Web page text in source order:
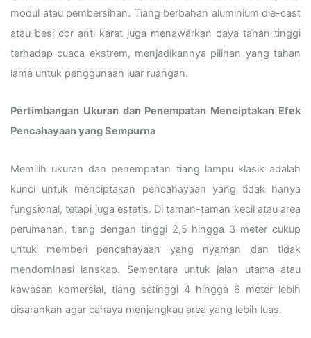
modul atau pembersihan. Tiang berbahan aluminium die-cast
atau besi cor anti karat juga menawarkan daya tahan tinggi
terhadap cuaca ekstrem, menjadikannya pilihan yang tahan
lama untuk penggunaan luar ruangan.
Pertimbangan Ukuran dan Penempatan Menciptakan Efek
Pencahayaan yang Sempurna
Memilih ukuran dan penempatan tiang lampu klasik adalah
kunci untuk menciptakan pencahayaan yang tidak hanya
fungsional, tetapi juga estetis. Di taman-taman kecil atau area
perumahan, tiang dengan tinggi 2,5 hingga 3 meter cukup
untuk memberi pencahayaan yang nyaman dan tidak
mendominasi lanskap. Sementara untuk jalan utama atau
kawasan komersial, tiang setinggi 4 hingga 6 meter lebih
disarankan agar cahaya menjangkau area yang lebih luas.